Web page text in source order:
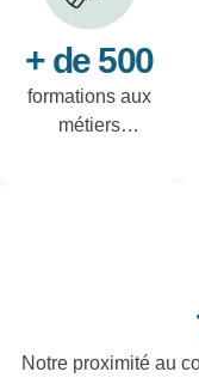
+ de 500
formations aux
métiers
Notre proximité au